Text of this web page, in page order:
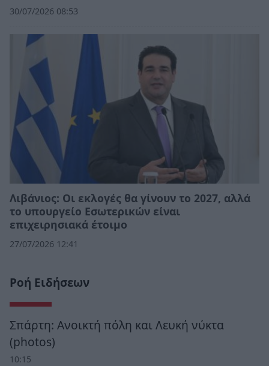
30/07/2026 08:53
Λιβάνιος: Οι εκλογές θα γίνουν το 2027, αλλά
το υπουργείο Εσωτερικών είναι
επιχειρησιακά έτοιμο
27/07/2026 12:41
Ροή Ειδήσεων
Σπάρτη: Ανοικτή πόλη και Λευκή νύκτα
(photos)
10:15